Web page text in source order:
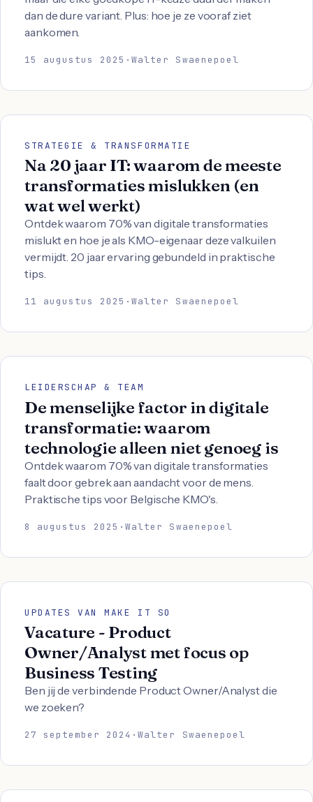
dan de dure variant. Plus: hoe je ze vooraf ziet
aankomen.
15 augustus 2025 ·Walter Swaenepoel
STRATEGIE & TRANSFORMATIE
Na 20 jaar IT: waarom de meeste
transformaties mislukken (en
wat wel werkt)
Ontdek waarom 70% van digitale transformaties
mislukt en hoe je als KMO-eigenaar deze valkuilen
vermijdt. 20 jaar ervaring gebundeld in praktische
tips.
11 augustus 2025 ·Walter Swaenepoel
LEIDERSCHAP & TEAM
De menselijke factor in digitale
transformatie: waarom
technologie alleen niet genoeg is
Ontdek waarom 70% van digitale transformaties
faalt door gebrek aan aandacht voor de mens.
Praktische tips voor Belgische KMO's.
8 augustus 2025 ·Walter Swaenepoel
UPDATES VAN MAKE IT SO
Vacature - Product
Owner/Analyst met focus op
Business Testing
Ben jij de verbindende Product Owner/Analyst die
we zoeken?
27 september 2024 ·Walter Swaenepoel